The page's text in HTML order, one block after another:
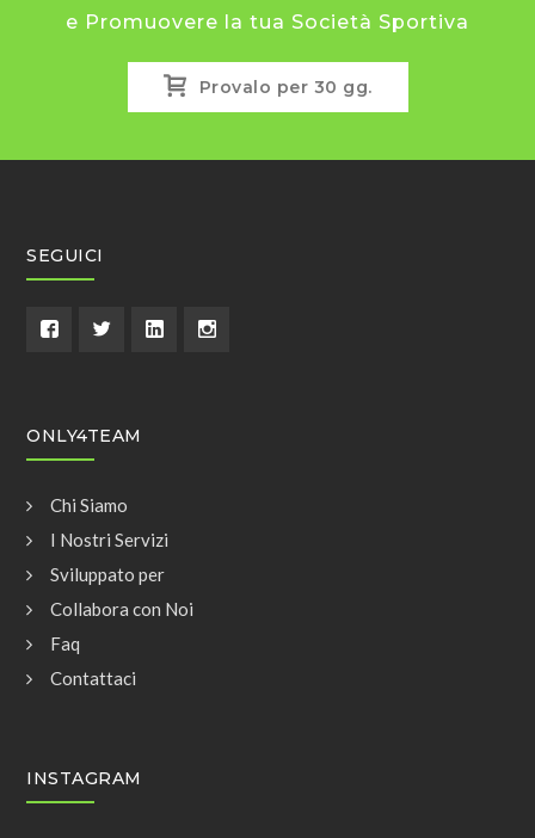
e Promuovere la tua Società Sportiva
Provalo per 30 gg.
SEGUICI
ONLY4TEAM
Chi Siamo
I Nostri Servizi
Sviluppato per
Collabora con Noi
Faq
Contattaci
INSTAGRAM